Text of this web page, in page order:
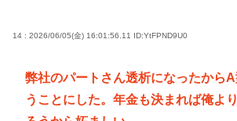
14 : 2026/06/05(金) 16:01:56.11 ID:YtFPND9U0
弊社のパートさん透析になったから
うことにした。年金も決まれば俺よ